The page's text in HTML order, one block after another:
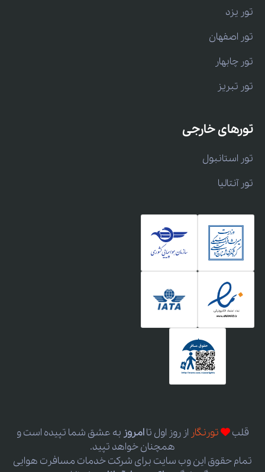
تور یزد
تور اصفهان
تور چابهار
تور تبریز
تورهای خارجی
تور استانبول
تور آنتالیا
قلب تورنگار از روز اول تاامروز به عشق شما تپیده است و
همچنان خواهد تپید.
تمام حقوق این وب سایت برای شرکت خدمات مسافرت هوایی